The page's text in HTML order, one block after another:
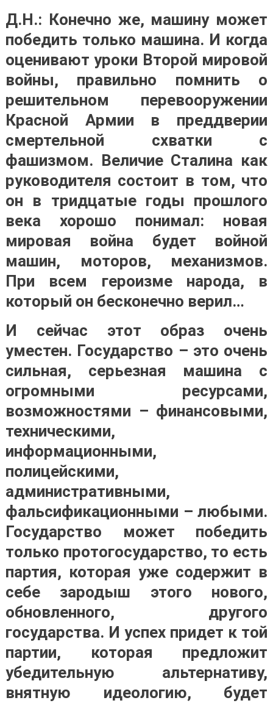
Д.Н.: Конечно же, машину может
победить только машина. И когда
оценивают уроки Второй мировой
войны, правильно помнить о
решительном перевооружении
Красной Армии в преддверии
смертельной схватки с
фашизмом. Величие Сталина как
руководителя состоит в том, что
он в тридцатые годы прошлого
века хорошо понимал: новая
мировая война будет войной
машин, моторов, механизмов.
При всем героизме народа, в
который он бесконечно верил…
И сейчас этот образ очень
уместен. Государство – это очень
сильная, серьезная машина с
огромными ресурсами,
возможностями – финансовыми,
техническими,
информационными,
полицейскими,
административными,
фальсификационными – любыми.
Государство может победить
только протогосударство, то есть
партия, которая уже содержит в
себе зародыш этого нового,
обновленного, другого
государства. И успех придет к той
партии, которая предложит
убедительную альтернативу,
внятную идеологию, будет